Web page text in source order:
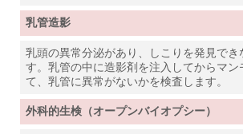
乳管造影
乳頭の異常分泌があり、しこりを発見でき
す。乳管の中に造影剤を注入してからマン
て、乳管に異常がないかを検査します。
外科的生検（オープンバイオプシー）